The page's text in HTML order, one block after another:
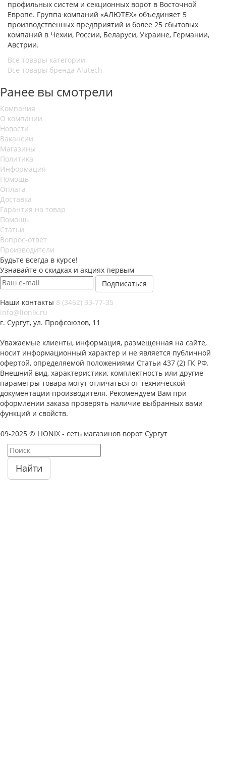
профильных систем и секционных ворот в Восточной
Европе. Группа компаний «АЛЮТЕХ» объединяет 5
производственных предприятий и более 25 сбытовых
компаний в Чехии, России, Беларуси, Украине, Германии,
Австрии.
Все товары категории
Все товары бренда Alutech
Ранее вы смотрели
Компания
О компании
Новости
Вакансии
Магазины
Политика
Информация
Помощь
Оплата
Доставка
Гарантия на товар
Помощь
Статьи
Вопрос-ответ
Производители
Будьте всегда в курсе!
Узнавайте о скидках и акциях первым
Наши контакты 8 (3462) 33-77-35
info@lionix.ru
г. Сургут, ул. Профсоюзов, 11
Уважаемые клиенты, информация, размещенная на сайте,
носит информационный характер и не является публичной
офертой, определяемой положениями Статьи 437 (2) ГК РФ.
Внешний вид, характеристики, комплектность или другие
параметры товара могут отличаться от технической
документации производителя. Рекомендуем Вам при
оформлении заказа проверять наличие выбранных вами
функций и свойств.
2025 © LIONIX - сеть магазинов ворот Сургут
Найти